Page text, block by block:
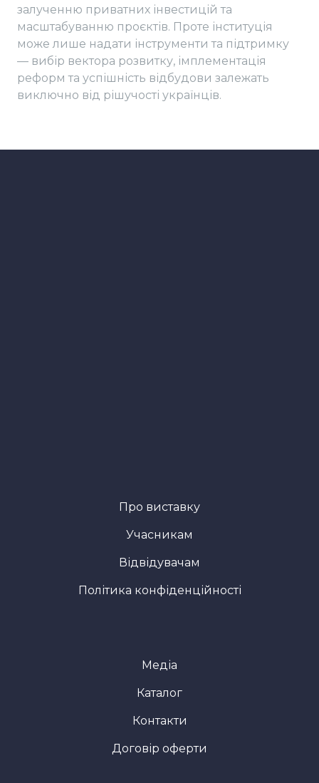
залученню приватних інвестицій та
масштабуванню проєктів. Проте інституція
може лише надати інструменти та підтримку
— вибір вектора розвитку, імплементація
реформ та успішність відбудови залежать
виключно від рішучості українців.
Про виставку
Учасникам
Відвідувачам
Політика конфіденційності
Медіа
Каталог
Контакти
Договір оферти